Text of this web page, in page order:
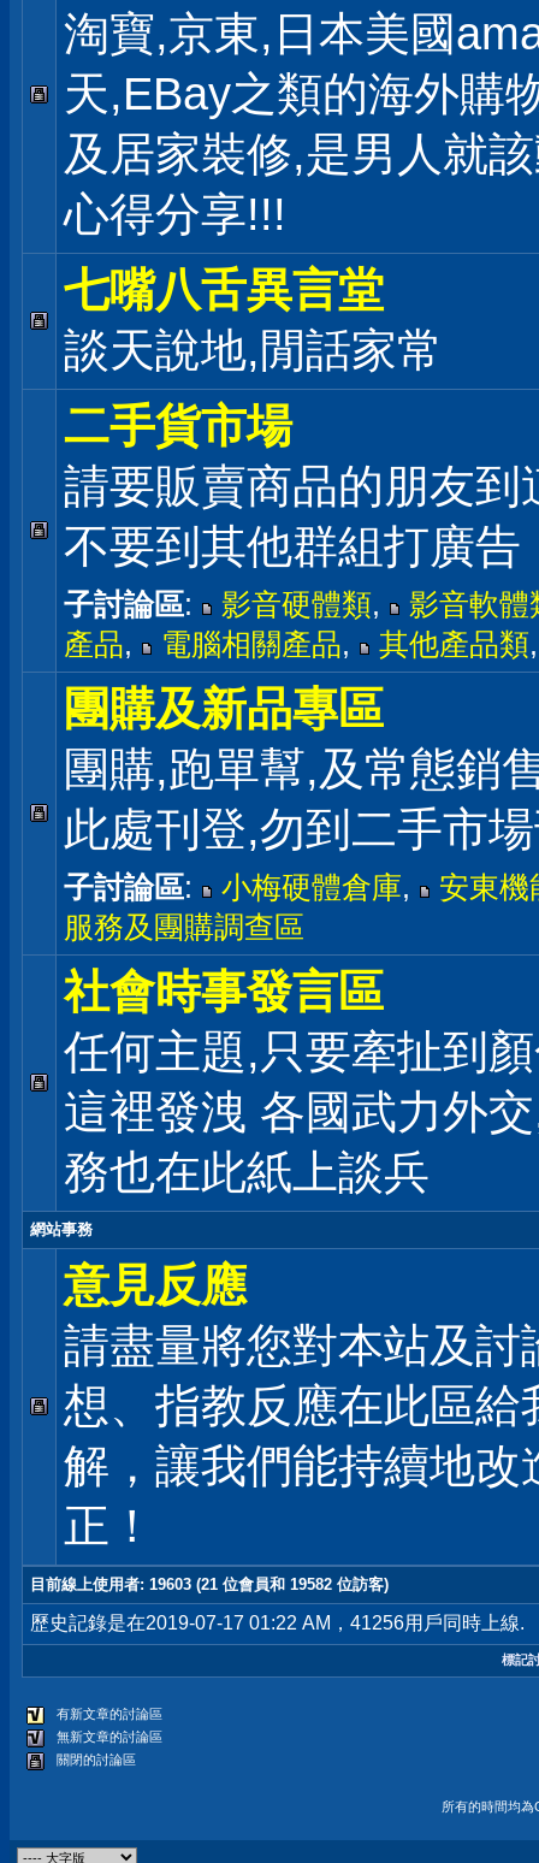
淘寶,京東,日本美國
天,EBay之類的海外購
及居家裝修,是男人就
心得分享!!!
七嘴八舌異言堂
談天說地,閒話家常
二手貨市場
請要販賣商品的朋友到
不要到其他群組打廣告
子討論區: 影音硬體類,
影音軟體
產品, 電腦相關產品, 其他產品類
團購及新品專區
團購,跑單幫,及常態銷
此處刊登,勿到二手市
子討論區: 小梅硬體倉庫,
安東機
服務及團購調查區
社會時事發言區
任何主題,只要牽扯到
這裡發洩 各國武力外
務也在此紙上談兵
網站事務
意見反應
請盡量將您對本站及討
想、指教反應在此區給
解，讓我們能持續地改
正！
目前線上使用者: 19603 (21 位會員和 19582 位訪客)
歷史記錄是在2019-07-17 01:22 AM，41256用戶同時上線.
標記
有新文章的討論區
無新文章的討論區
關閉的討論區
所有的時間均為